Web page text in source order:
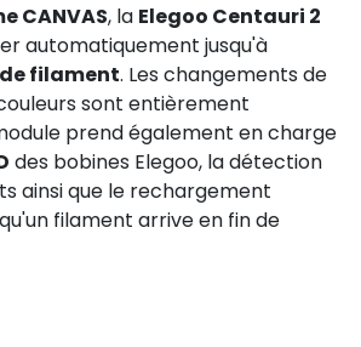
CANVAS, la Elegoo Centauri 2
automatiquement jusqu'à
filament. Les changements de
sont entièrement
prend également en charge
des bobines Elegoo, la détection
ainsi que le rechargement
filament arrive en fin de